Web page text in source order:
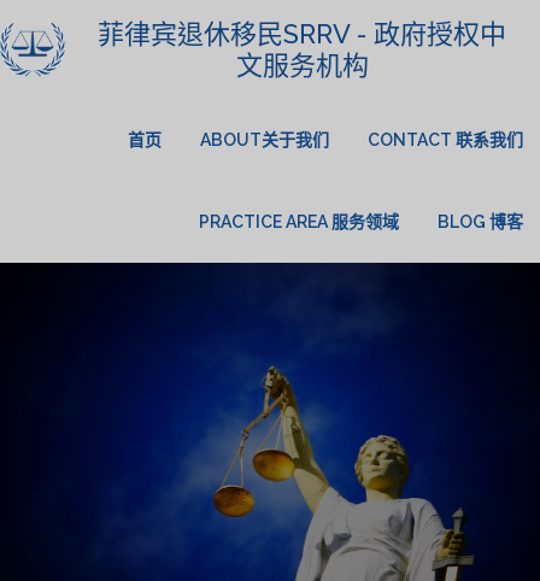
菲律宾退休移民SRRV - 政府授权中
文服务机构
首页 ABOUT关于我们 CONTACT 联系我们
PRACTICE AREA 服务领域 BLOG 博客